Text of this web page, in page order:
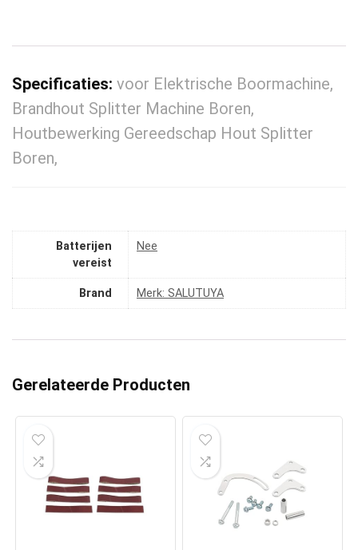
Specificaties: voor Elektrische Boormachine,
Brandhout Splitter Machine Boren,
Houtbewerking Gereedschap Hout Splitter
Boren,
Batterijen
vereist
‎Nee
Brand Merk: SALUTUYA
Gerelateerde Producten